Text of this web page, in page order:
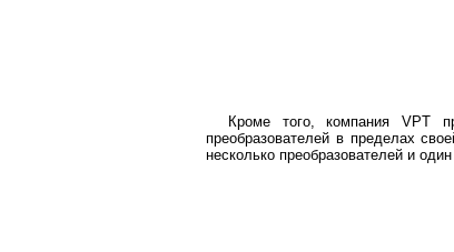
Кроме того, компания VPT
преобразователей в пределах
несколько преобразователей и